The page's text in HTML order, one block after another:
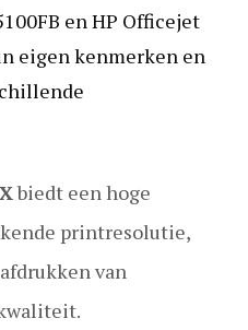
en HP Officejet
eigen kenmerken en
biedt een hoge
printresolutie,
van